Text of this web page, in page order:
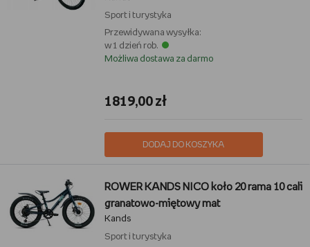
Sport i turystyka
Przewidywana wysyłka:
w 1 dzień rob.
Możliwa dostawa za darmo
1819,00 zł
DODAJ DO KOSZYKA
ROWER KANDS NICO koło 20 rama 10 cali
granatowo-miętowy mat
Kands
Sport i turystyka